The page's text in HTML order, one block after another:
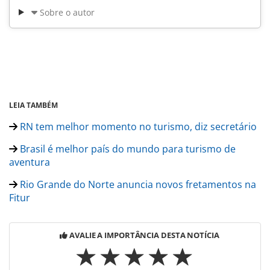
Sobre o autor
LEIA TAMBÉM
RN tem melhor momento no turismo, diz secretário
Brasil é melhor país do mundo para turismo de
aventura
Rio Grande do Norte anuncia novos fretamentos na
Fitur
AVALIE A IMPORTÂNCIA DESTA NOTÍCIA